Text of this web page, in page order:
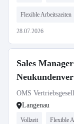
Flexible Arbeitszeiten
28.07.2026
Sales
OMS
Langenau
Vollzeit Flexible